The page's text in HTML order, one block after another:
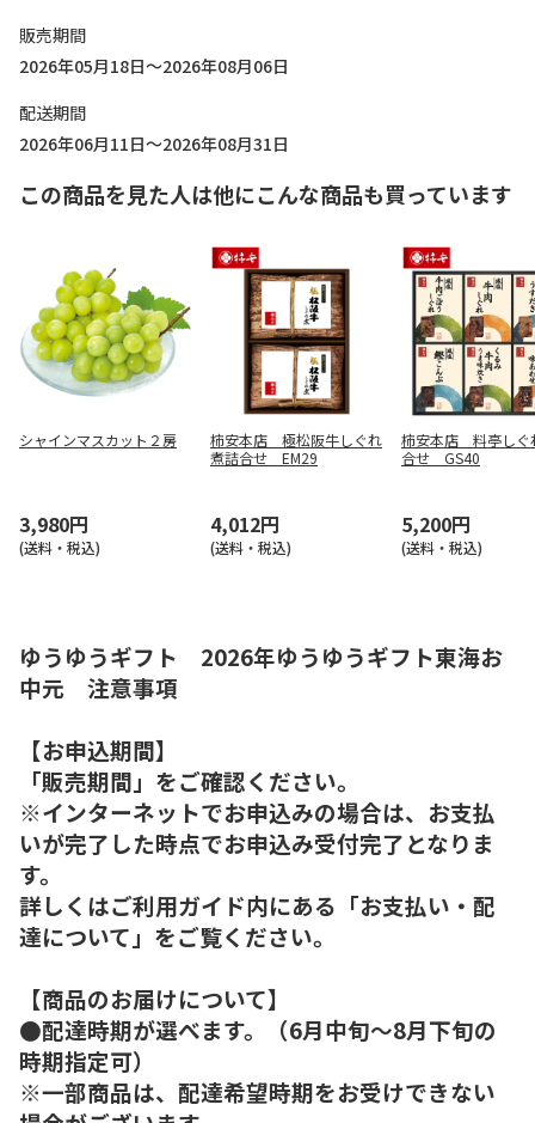
販売期間
2026年05月18日～2026年08月06日
配送期間
2026年06月11日～2026年08月31日
この商品を見た人は他にこんな商品も買っています
シャインマスカット２房
3,980円
(送料・税込)
柿安本店 極松阪牛しぐれ
煮詰合せ EM29
4,012円
(送料・税込)
柿安本店 料亭しぐ
合せ GS40
5,200円
(送料・税込)
ゆうゆうギフト 2026年ゆうゆうギフト東海お
中元 注意事項
【お申込期間】
「販売期間」をご確認ください。
※インターネットでお申込みの場合は、お支払
いが完了した時点でお申込み受付完了となりま
す。
詳しくはご利用ガイド内にある「お支払い・配
達について」をご覧ください。
【商品のお届けについて】
●配達時期が選べます。（6月中旬～8月下旬の
時期指定可）
※一部商品は、配達希望時期をお受けできない